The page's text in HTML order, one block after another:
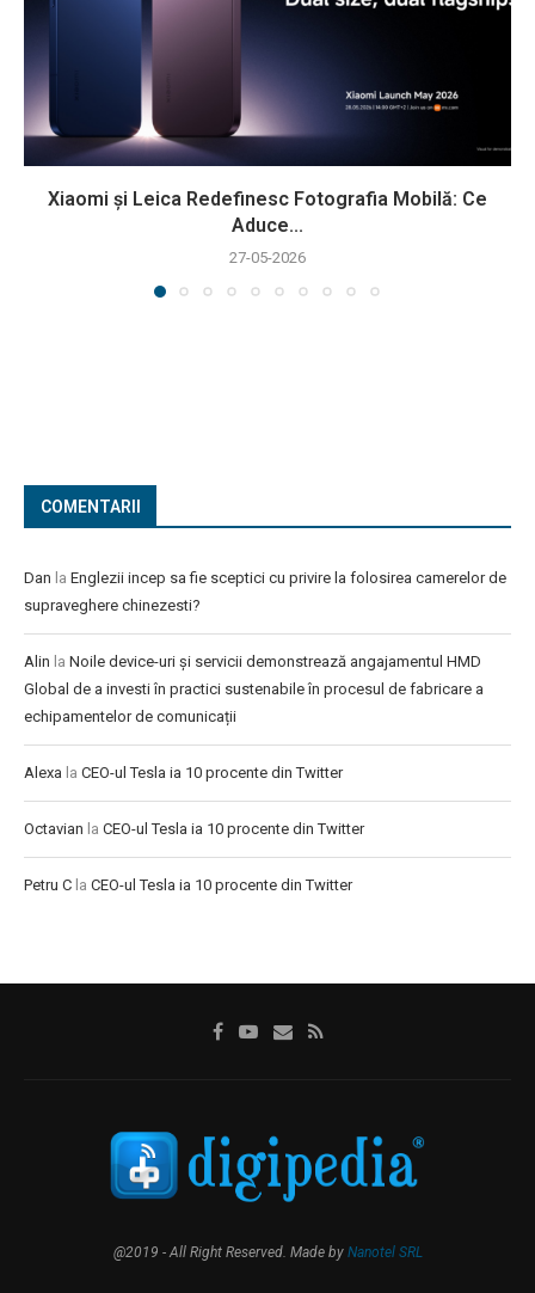
Xiaomi și Leica Redefinesc Fotografia Mobilă: Ce
Aduce...
27-05-2026
COMENTARII
Dan la Englezii incep sa fie sceptici cu privire la folosirea camerelor de
supraveghere chinezesti?
Alin la Noile device-uri și servicii demonstrează angajamentul HMD
Global de a investi în practici sustenabile în procesul de fabricare a
echipamentelor de comunicații
Alexa la CEO-ul Tesla ia 10 procente din Twitter
Octavian la CEO-ul Tesla ia 10 procente din Twitter
Petru C la CEO-ul Tesla ia 10 procente din Twitter
@2019 - All Right Reserved. Made by Nanotel SRL